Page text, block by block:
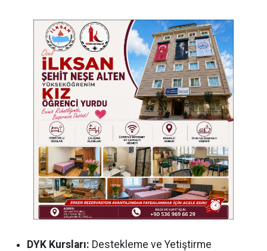
DYK Kursları: Destekleme ve Yetiştirme